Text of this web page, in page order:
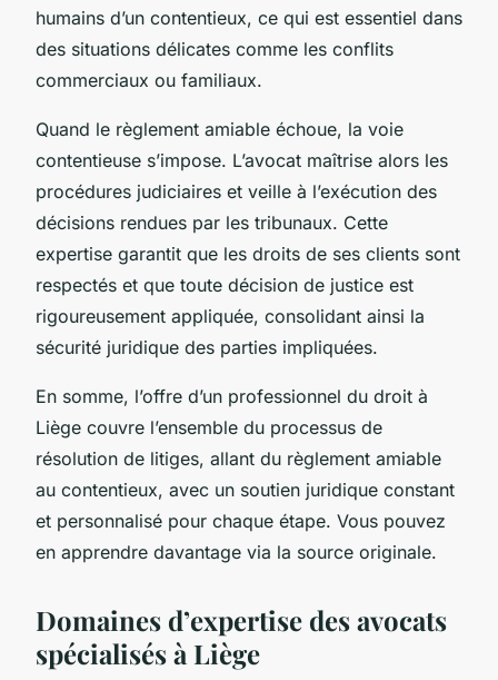
humains d’un contentieux, ce qui est essentiel dans
des situations délicates comme les conflits
commerciaux ou familiaux.
Quand le règlement amiable échoue, la voie
contentieuse s’impose. L’avocat maîtrise alors les
procédures judiciaires et veille à l’exécution des
décisions rendues par les tribunaux. Cette
expertise garantit que les droits de ses clients sont
respectés et que toute décision de justice est
rigoureusement appliquée, consolidant ainsi la
sécurité juridique des parties impliquées.
En somme, l’offre d’un professionnel du droit à
Liège couvre l’ensemble du processus de
résolution de litiges, allant du règlement amiable
au contentieux, avec un soutien juridique constant
et personnalisé pour chaque étape. Vous pouvez
en apprendre davantage via la source originale.
Domaines d’expertise des avocats
spécialisés à Liège